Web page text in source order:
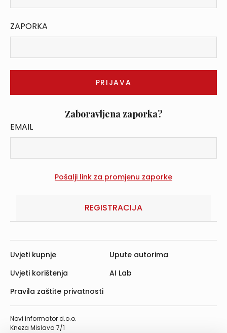
ZAPORKA
Zaboravljena zaporka?
EMAIL
REGISTRACIJA
Novi informator d.o.o.
Kneza Mislava 7/1
Uvjeti kupnje
Uvjeti korištenja
Pravila zaštite privatnosti
Upute autorima
AI Lab